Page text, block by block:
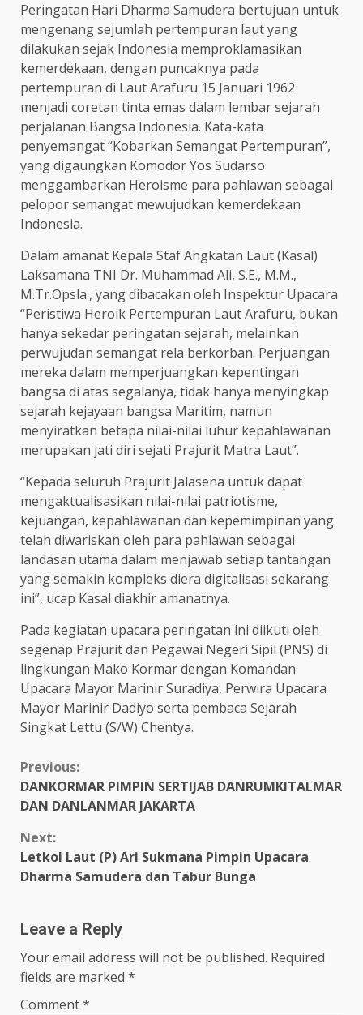
Peringatan Hari Dharma Samudera bertujuan untuk
mengenang sejumlah pertempuran laut yang
dilakukan sejak Indonesia memproklamasikan
kemerdekaan, dengan puncaknya pada
pertempuran di Laut Arafuru 15 Januari 1962
menjadi coretan tinta emas dalam lembar sejarah
perjalanan Bangsa Indonesia. Kata-kata
penyemangat “Kobarkan Semangat Pertempuran”,
yang digaungkan Komodor Yos Sudarso
menggambarkan Heroisme para pahlawan sebagai
pelopor semangat mewujudkan kemerdekaan
Indonesia.
Dalam amanat Kepala Staf Angkatan Laut (Kasal)
Laksamana TNI Dr. Muhammad Ali, S.E., M.M.,
M.Tr.Opsla., yang dibacakan oleh Inspektur Upacara
“Peristiwa Heroik Pertempuran Laut Arafuru, bukan
hanya sekedar peringatan sejarah, melainkan
perwujudan semangat rela berkorban. Perjuangan
mereka dalam memperjuangkan kepentingan
bangsa di atas segalanya, tidak hanya menyingkap
sejarah kejayaan bangsa Maritim, namun
menyiratkan betapa nilai-nilai luhur kepahlawanan
merupakan jati diri sejati Prajurit Matra Laut”.
“Kepada seluruh Prajurit Jalasena untuk dapat
mengaktualisasikan nilai-nilai patriotisme,
kejuangan, kepahlawanan dan kepemimpinan yang
telah diwariskan oleh para pahlawan sebagai
landasan utama dalam menjawab setiap tantangan
yang semakin kompleks diera digitalisasi sekarang
ini”, ucap Kasal diakhir amanatnya.
Pada kegiatan upacara peringatan ini diikuti oleh
segenap Prajurit dan Pegawai Negeri Sipil (PNS) di
lingkungan Mako Kormar dengan Komandan
Upacara Mayor Marinir Suradiya, Perwira Upacara
Mayor Marinir Dadiyo serta pembaca Sejarah
Singkat Lettu (S/W) Chentya.
Continue
Reading
Previous:
DANKORMAR PIMPIN SERTIJAB DANRUMKITALMAR
DAN DANLANMAR JAKARTA
Next:
Letkol Laut (P) Ari Sukmana Pimpin Upacara
Dharma Samudera dan Tabur Bunga
Leave a Reply
Your email address will not be published. Required
fields are marked *
Comment*